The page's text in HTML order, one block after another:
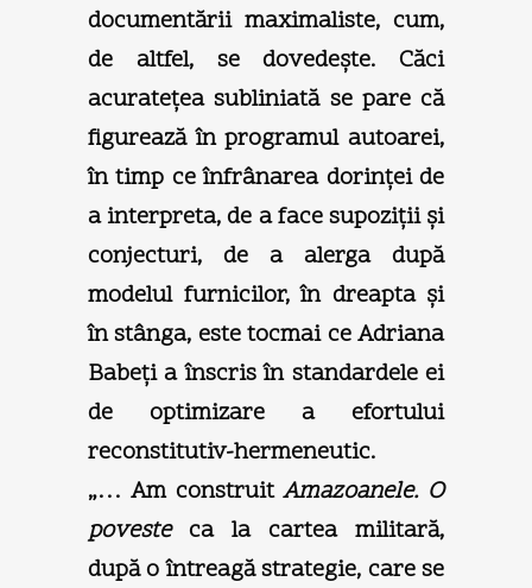
documentării maximaliste, cum,
de altfel, se dovedeşte. Căci
acurateţea subliniată se pare că
figurează în programul autoarei,
în timp ce înfrânarea dorinţei de
a interpreta, de a face supoziţii şi
conjecturi, de a alerga după
modelul furnicilor, în dreapta şi
în stânga, este tocmai ce Adriana
Babeţi a înscris în standardele ei
de optimizare a efortului
reconstitutiv-hermeneutic.
„… Am construitAmazoanele. O
povesteca la cartea militară,
după o întreagă strategie, care se